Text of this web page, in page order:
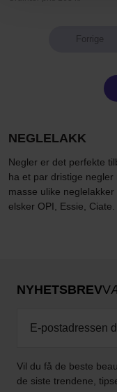
NEGLELAKK
Negler er det perfekte
ha et par dristige
masse ulike
elsker OPI, Essie, Ciate.
NYHETSBREV
Vil du få de beste
de siste trendene,